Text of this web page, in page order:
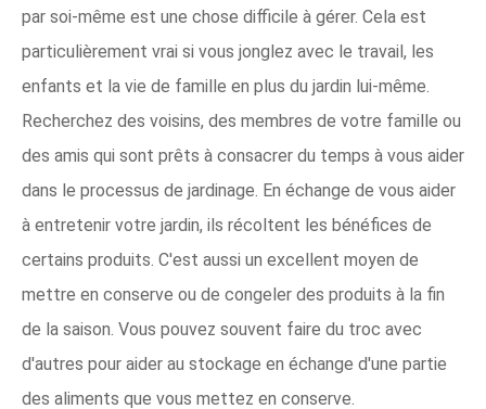
par soi-même est une chose difficile à gérer. Cela est
particulièrement vrai si vous jonglez avec le travail, les
enfants et la vie de famille en plus du jardin lui-même.
Recherchez des voisins, des membres de votre famille ou
des amis qui sont prêts à consacrer du temps à vous aider
dans le processus de jardinage. En échange de vous aider
à entretenir votre jardin, ils récoltent les bénéfices de
certains produits. C'est aussi un excellent moyen de
mettre en conserve ou de congeler des produits à la fin
de la saison. Vous pouvez souvent faire du troc avec
d'autres pour aider au stockage en échange d'une partie
des aliments que vous mettez en conserve.